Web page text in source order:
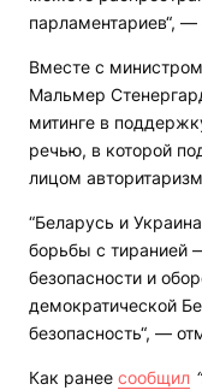
парламентариев“,
Вместе с
Мальмер
митинге в
речью, в которой
лицом
“Беларусь и
борьбы с
безопасности и
демократической
безопасность“, —
Как ранее сообщил